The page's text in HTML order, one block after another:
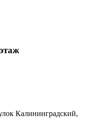
Калининградский,